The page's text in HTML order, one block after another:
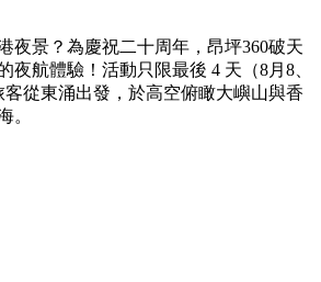
夜景？為慶祝二十周年，昂坪360破天
夜航體驗！活動只限最後 4 天（8月8、
客從東涌出發，於高空俯瞰大嶼山與香
。